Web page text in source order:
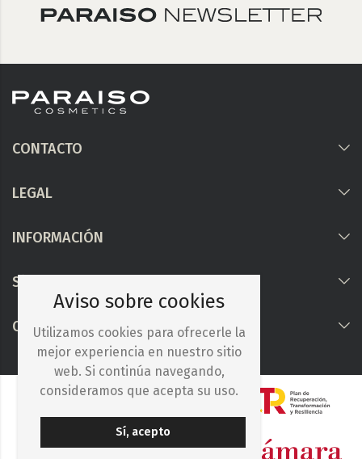
CONTACTO
LEGAL
INFORMACIÓN
Síguenos
COLABORAMOS CON
Aviso sobre cookies
Utilizamos cookies para ofrecerle la
mejor experiencia en nuestro sitio
web. Si continúa navegando,
consideramos que acepta su uso.
Sí, acepto